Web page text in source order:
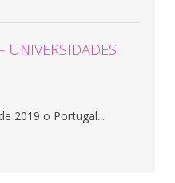
2019 o Portugal...